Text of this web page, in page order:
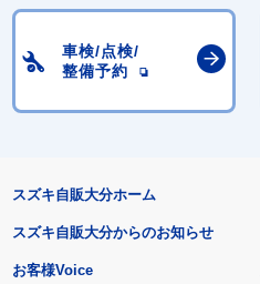
車検/点検/
整備予約
スズキ自販大分ホーム
スズキ自販大分からのお知らせ
お客様Voice